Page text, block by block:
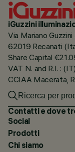
iGuzzini
Via Mariano Guzzini
62019 Recanati
Share Capital
VAT N. and R.I. :
CCIAA Macerata,
Contatti e dove
Social
Prodotti
Chi siamo